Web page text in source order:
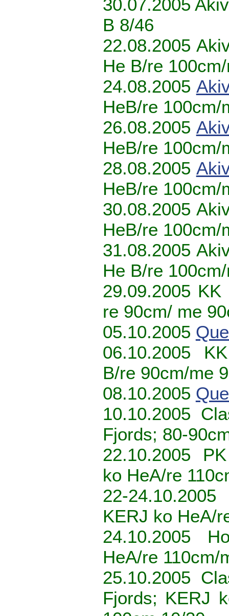
30.07.2005
B 8/46
22.08.2005
He B/re
24.08.2005
HeB/re 100cm/
26.08.2005
HeB/re 100cm/
28.08.2005
HeB/re 100cm/
30.08.2005
HeB/re 100cm/
31.08.2005
He B/re
29.09.2005
re 90cm/ me
05.10.2005
06.10.2005
B/re 90cm/me
08.10.2005
10.10.2005
Fjords; 80-
22.10.2005
ko HeA/re
22-
KERJ ko HeA/
24.10.2005
HeA/re 110cm/
25.10.2005
Fjords; KERJ